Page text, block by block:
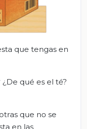
que tengas en
qué es el té?
que no se
en las